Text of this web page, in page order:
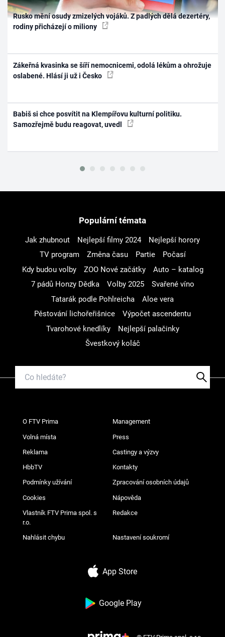
Rusko mění osudy zmizelých vojáků. Z padlých dělá dezertéry,
rodiny přicházejí o miliony
Zákeřná kvasinka se šíří nemocnicemi, odolá lékům a ohrožuje
oslabené. Hlásí ji už i Česko
Babiš si chce posvítit na Klempířovu kulturní politiku.
Samozřejmě budu reagovat, uvedl
Populární témata
Jak zhubnout Nejlepší filmy 2024
Nejlepší horory
TV program
Změna času Partie
Počasí
Kdy budou volby
ZOO Nové začátky
Auto – katalog
7 pádů Honzy Dědka
Volby 2025
Svařené víno
Tatarák podle Pohlreicha
Aloe vera
Pěstování lichořeřišnice
Výpočet ascendentu
Tvarohové knedlíky
Nejlepší palačinky
Švestkový koláč
O FTV Prima Management
Volná místa Press
Reklama Castingy a výzvy
HbbTV Kontakty
Podmínky užívání Zpracování osobních údajů
Cookies Nápověda
Vlastník FTV Prima spol. s
r.o.
Redakce
Nahlásit chybu Nastavení soukromí
App Store
Google Play